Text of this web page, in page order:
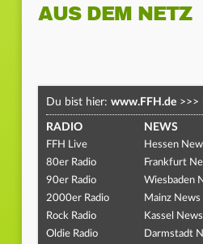
AUS DEM NETZ
Du bist hier: www.FFH.de >>>
RADIO
FFH Live
80er Radio
90er Radio
2000er Radio
Rock Radio
Oldie Radio
NEWS
Hessen
Frankfurt
Wiesbaden
Mainz News
Kassel News
Darmstadt